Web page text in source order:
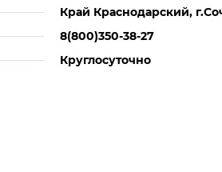
Край Краснодарский,
8(800)350-38-27
Круглосуточно